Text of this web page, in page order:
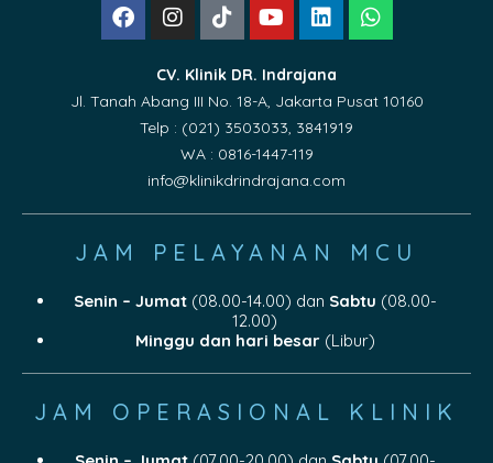
CV. Klinik DR. Indrajana
Jl. Tanah Abang III No. 18-A, Jakarta Pusat 10160
Telp : (021) 3503033, 3841919
WA : 0816-1447-119
info@klinikdrindrajana.com
JAM PELAYANAN MCU
Senin – Jumat(08.00-14.00) dan Sabtu (08.00-
12.00)
Minggu dan hari besar(Libur)
JAM OPERASIONAL KLINIK